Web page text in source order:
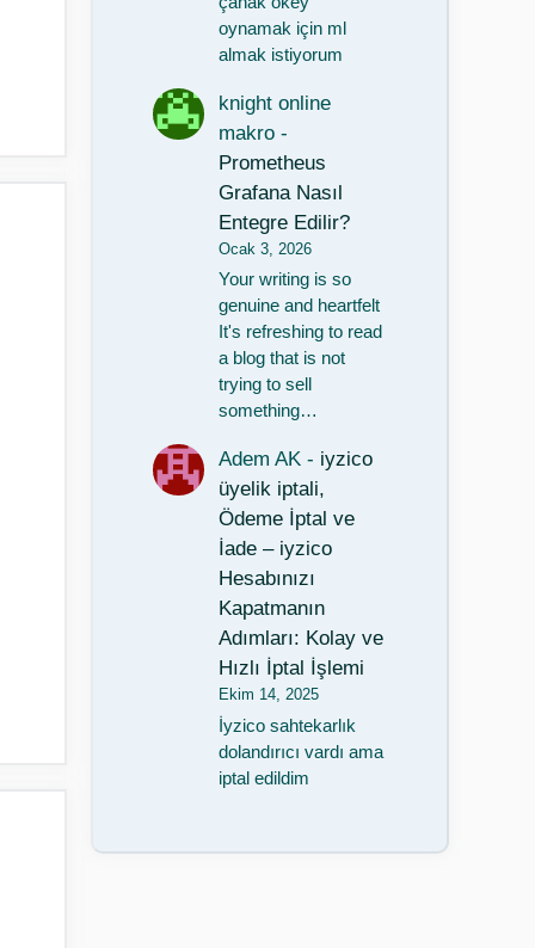
oynamak için ml
almak istiyorum
knight online
makro -
Prometheus
Grafana Nasıl
Entegre Edilir?
Ocak 3, 2026
Your writing is so
genuine and heartfelt
It's refreshing to read
a blog that is not
trying to sell
something…
Adem AK - iyzico
üyelik iptali,
Ödeme İptal ve
İade – iyzico
Hesabınızı
Kapatmanın
Adımları: Kolay ve
Hızlı İptal İşlemi
Ekim 14, 2025
İyzico sahtekarlık
dolandırıcı vardı ama
iptal edildim